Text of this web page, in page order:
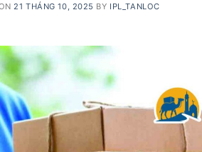
21 THÁNG 10, 2025 BY IPL_TANLOC